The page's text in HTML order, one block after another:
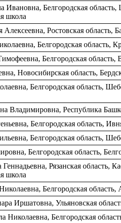
Белгородская область,
школа
Ростовская
Белгородская область,
Белгородская
Новосибирская область,
Белгородская область,
Владимировна, Республика
Белгородская область,
Белгородская область,
Белгородская область,
Рязанская область,
школа
Белгородская
Иршатовна, Ульяновская
Николаевна, Белгородская